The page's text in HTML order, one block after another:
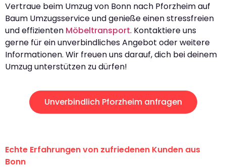
Vertraue beim Umzug von Bonn nach Pforzheim auf
Baum Umzugsservice und genieße einen stressfreien
und effizienten Möbeltransport. Kontaktiere uns
gerne für ein unverbindliches Angebot oder weitere
Informationen. Wir freuen uns darauf, dich bei deinem
Umzug unterstützen zu dürfen!
Unverbindlich Pforzheim anfragen
Echte Erfahrungen von zufriedenen Kunden aus
Bonn